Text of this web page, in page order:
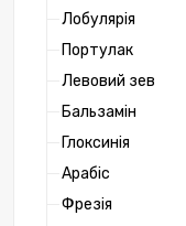
Лобулярія
Портулак
Левовий зев
Бальзамін
Глоксинія
Арабіс
Фрезія